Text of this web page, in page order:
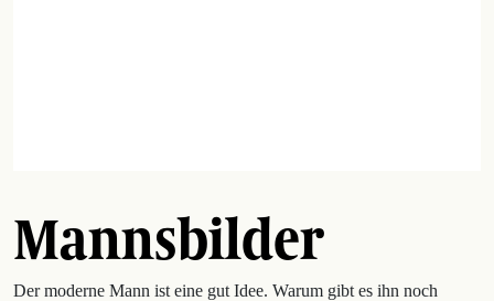
Mannsbilder
Der moderne Mann ist eine gut Idee. Warum gibt es ihn noch